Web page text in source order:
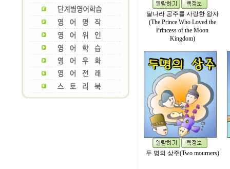
달나라 공주를 사랑한 왕자
(The Prince Who Loved the
Princess of the Moon
Kingdom)
두 명의 상주(Two mourners)